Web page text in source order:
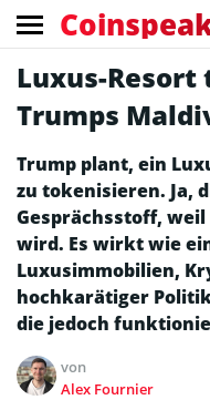
Luxus-
Trumps
Trump plant, ein
zu tokenisieren. Ja,
Gesprächsstoff,
wird. Es wirkt wie
Luxusimmobilien,
hochkarätiger
die jedoch
von
Alex Fournier